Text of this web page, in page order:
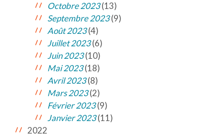
Octobre 2023(13)
Septembre 2023(9)
Août 2023(4)
Juillet 2023(6)
Juin 2023(10)
Mai 2023(18)
Avril 2023(8)
Mars 2023(2)
Février 2023(9)
Janvier 2023(11)
2022